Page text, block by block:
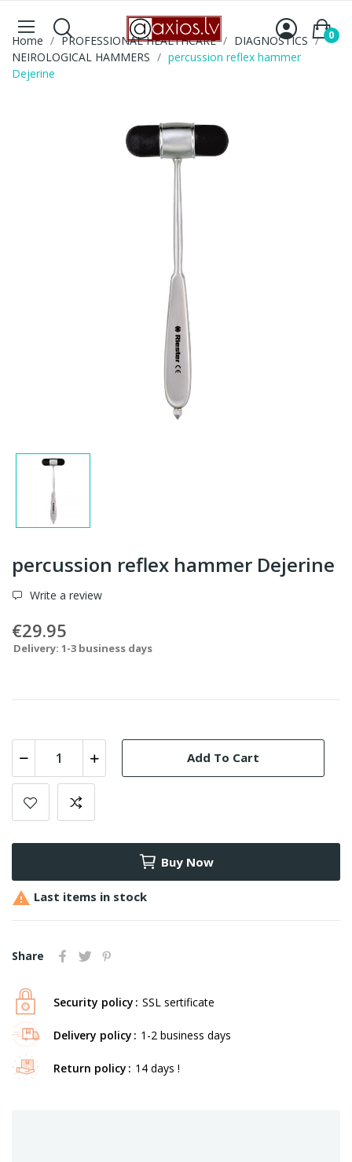
0
Home PROFESSIONAL HEALTHCARE
DIAGNOSTICS
NEIROLOGICAL HAMMERS
percussion reflex hammer
Dejerine
percussion reflex hammer Dejerine
Write a review
€29.95
Delivery: 1-3 business days
Add To Cart
Buy Now
 Last items in stock
Share
Security policy SSL sertificate
Delivery policy 1-2 business days
Return policy 14 days !